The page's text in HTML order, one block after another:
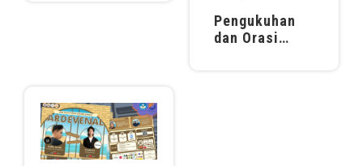
Pengukuhan
dan Orasi